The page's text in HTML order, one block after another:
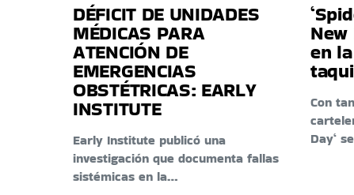
DÉFICIT DE UNIDADES
MÉDICAS PARA
ATENCIÓN DE
EMERGENCIAS
OBSTÉTRICAS: EARLY
INSTITUTE
Early Institute publicó una
investigación que documenta fallas
sistémicas en la…
New
en
Con
Day‘